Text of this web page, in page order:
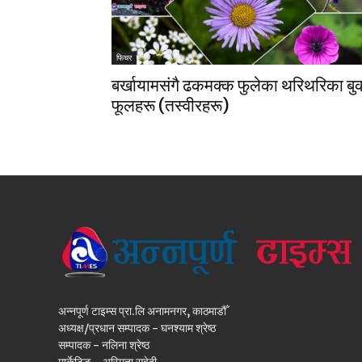
फिचर
बर्खायामसंगै ढकमक्क फुलेका थरिथरिका
फूलहरू (तस्वीरहरू)
अन्नपूर्ण टाइम्स प्रा.लि अनामनगर, काठमाडौँ
अध्यक्ष/प्रधान सम्पादक - घनश्याम श्रेष्ठ
सम्पादक - नलिना श्रेष्ठ